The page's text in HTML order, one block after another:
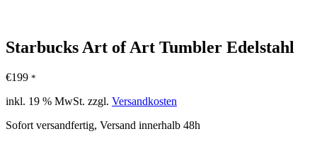
Starbucks Art of Art Tumbler Edelstahl
€199 *
inkl. 19 % MwSt. zzgl. Versandkosten
Sofort versandfertig, Versand innerhalb 48h